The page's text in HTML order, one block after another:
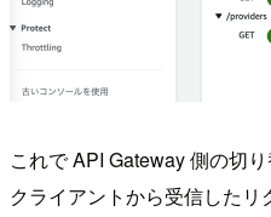
これで API Gateway 側の切り
クライアントから受信した